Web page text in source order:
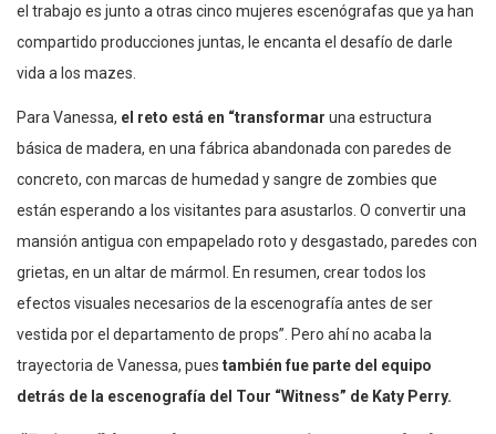
el trabajo es junto a otras cinco mujeres escenógrafas que ya han
compartido producciones juntas, le encanta el desafío de darle
vida a los mazes.
Para Vanessa, el reto está en “transformar una estructura
básica de madera, en una fábrica abandonada con paredes de
concreto, con marcas de humedad y sangre de zombies que
están esperando a los visitantes para asustarlos. O convertir una
mansión antigua con empapelado roto y desgastado, paredes con
grietas, en un altar de mármol. En resumen, crear todos los
efectos visuales necesarios de la escenografía antes de ser
vestida por el departamento de props”. Pero ahí no acaba la
trayectoria de Vanessa, pues también fue parte del equipo
detrás de la escenografía del Tour “Witness” de Katy Perry.